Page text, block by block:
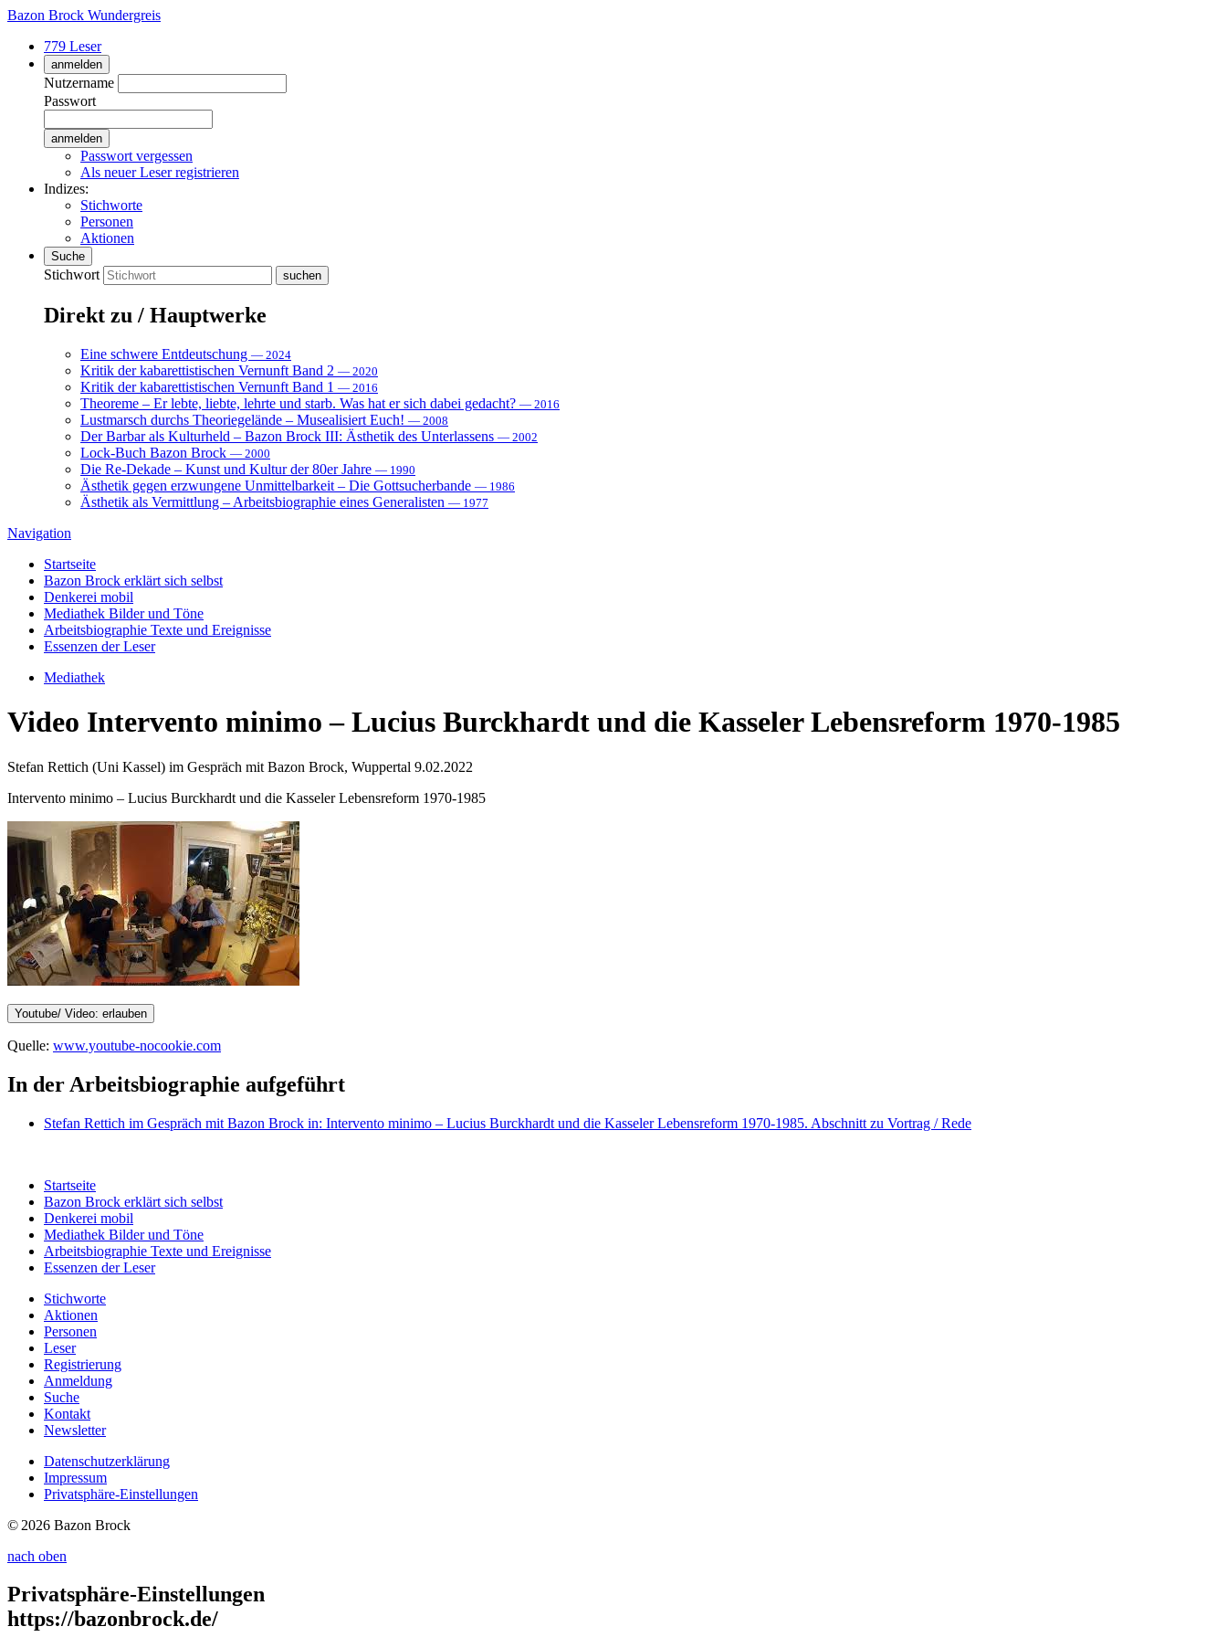
Bazon Brock Wundergreis
779 Leser
anmelden
Nutzername
Passwort
Passwort vergessen
Als neuer Leser registrieren
Indizes:
Stichworte
Personen
Aktionen
Suche
Stichwort
Direkt zu / Hauptwerke
Eine schwere Entdeutschung — 2024
Kritik der kabarettistischen Vernunft Band 2 — 2020
Kritik der kabarettistischen Vernunft Band 1 — 2016
Theoreme – Er lebte, liebte, lehrte und starb. Was hat er sich dabei gedacht? — 2016
Lustmarsch durchs Theoriegelände – Musealisiert Euch! — 2008
Der Barbar als Kulturheld – Bazon Brock III: Ästhetik des Unterlassens — 2002
Lock-Buch Bazon Brock — 2000
Die Re-Dekade – Kunst und Kultur der 80er Jahre — 1990
Ästhetik gegen erzwungene Unmittelbarkeit – Die Gottsucherbande — 1986
Ästhetik als Vermittlung – Arbeitsbiographie eines Generalisten — 1977
Navigation
Startseite
Bazon Brock erklärt sich selbst
Denkerei mobil
Mediathek Bilder und Töne
Arbeitsbiographie Texte und Ereignisse
Essenzen der Leser
Mediathek
Video Intervento minimo – Lucius Burckhardt und die Kasseler Lebensreform 1970-1985
Stefan Rettich (Uni Kassel) im Gespräch mit Bazon Brock, Wuppertal 9.02.2022
Intervento minimo – Lucius Burckhardt und die Kasseler Lebensreform 1970-1985
Youtube/ Video: erlauben
Quelle: www.youtube-nocookie.com
In der Arbeitsbiographie aufgeführt
Stefan Rettich im Gespräch mit Bazon Brock in: Intervento minimo – Lucius Burckhardt und die Kasseler Lebensreform 1970-1985. Abschnitt zu Vortrag / Rede
Startseite
Bazon Brock erklärt sich selbst
Denkerei mobil
Mediathek Bilder und Töne
Arbeitsbiographie Texte und Ereignisse
Essenzen der Leser
Stichworte
Aktionen
Personen
Leser
Registrierung
Anmeldung
Suche
Kontakt
Newsletter
Datenschutzerklärung
Impressum
Privatsphäre-Einstellungen
© 2026 Bazon Brock
nach oben
Privatsphäre-Einstellungen
https://bazonbrock.de/